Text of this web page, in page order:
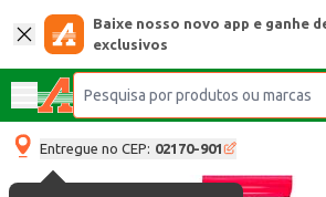
Baixe nosso novo app e ganhe
exclusivos
Entregue no CEP: 02170-901